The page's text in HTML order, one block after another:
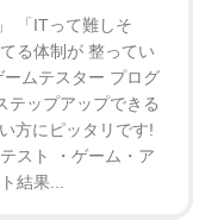
もしてない。こん
みを買いすぎた。
と闘志を燃やし
華。ＨＡＮＡＫＯ
「ITって難しそ
る体制が 整ってい
ムテスター プログ
テップアップできる
方にピッタリです!
スト ・ゲーム・ア
結果...